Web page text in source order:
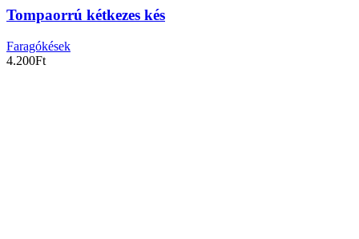
Tompaorrú kétkezes kés
Faragókések
4.200Ft